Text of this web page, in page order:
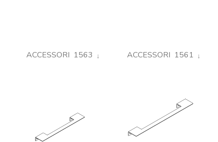
ACCESSORI 1563 ACCESSORI 1561